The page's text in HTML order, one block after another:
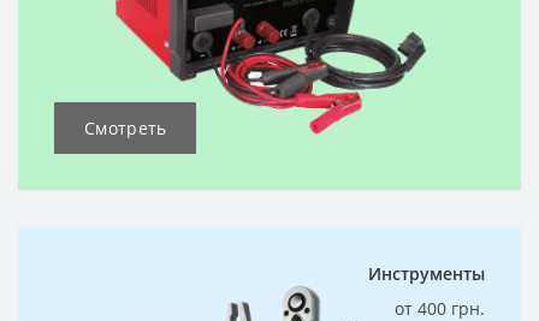
Смотреть
Инструменты
от 400 грн.